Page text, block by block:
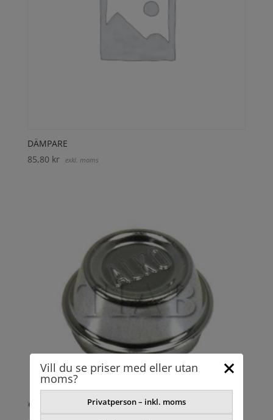
DÄMPARE
85,80 kr exkl. moms
Vill du se priser med eller utan
moms?
Privatperson – inkl. moms